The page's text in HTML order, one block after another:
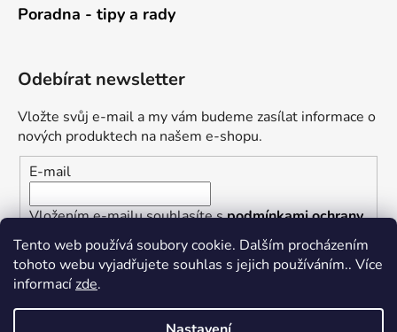
Tento web používá soubory cookie. Dalším procházením
tohoto webu vyjadřujete souhlas s jejich používáním.. Více
informacízde.
Poradna - tipy a rady
Odebírat newsletter
Vložte svůj e-mail a my vám budeme zasílat informace o
nových produktech na našem e-shopu.
E-mail
Vložením e-mailu souhlasíte spodmínkami ochrany
osobních údajů
PŘIHLÁSIT SE